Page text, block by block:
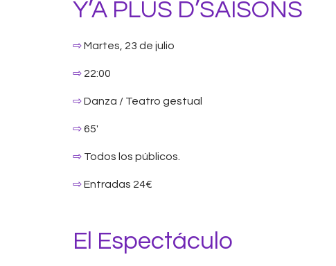
Y’A PLUS D’SAISONS
⇨Martes, 23 de julio
⇨ 22:00
⇨Danza / Teatro gestual
⇨65′
⇨ Todos los públicos.
⇨Entradas 24€
El Espectáculo